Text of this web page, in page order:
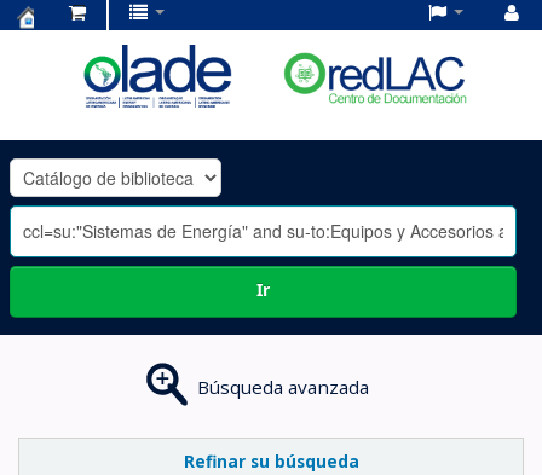
OLADE
-
Ir
Búsqueda avanzada
Refinar su búsqueda